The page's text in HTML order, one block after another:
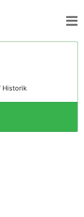
Historik